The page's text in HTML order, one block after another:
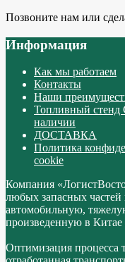
Позвоните нам или
Информация
Как мы работаем
Контакты
Наши
Топливный стенд
наличии
ДОСТАВКА
Политика
cookie
Компания
любых запасных
автомобильную,
произведенную в Китае
Оптимизация процесса